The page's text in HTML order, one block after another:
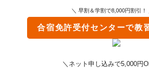
＼ 早割＆学割で8,000円割引！
合宿免許受付センターで教
＼ネット申し込みで5,000円